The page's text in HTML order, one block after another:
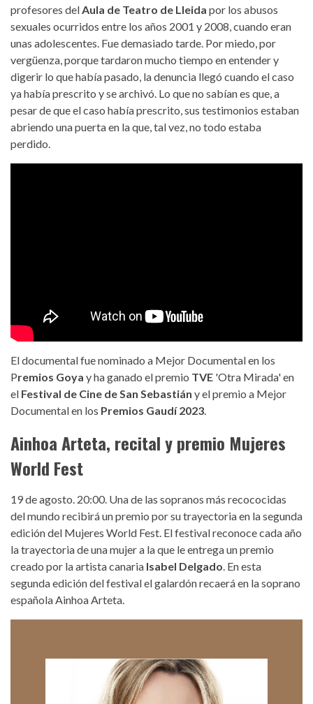
profesores del Aula de Teatro de Lleida por los abusos
sexuales ocurridos entre los años 2001 y 2008, cuando eran
unas adolescentes. Fue demasiado tarde. Por miedo, por
vergüenza, porque tardaron mucho tiempo en entender y
digerir lo que había pasado, la denuncia llegó cuando el caso
ya había prescrito y se archivó. Lo que no sabían es que, a
pesar de que el caso había prescrito, sus testimonios estaban
abriendo una puerta en la que, tal vez, no todo estaba
perdido.
El documental fue nominado a Mejor Documental en los
Premios Goya y ha ganado el premio TVE 'Otra Mirada' en
el Festival de Cine de San Sebastián y el premio a Mejor
Documental en los Premios Gaudí 2023.
Ainhoa Arteta, recital y premio Mujeres
World Fest
19 de agosto. 20:00. Una de las sopranos más recococidas
del mundo recibirá un premio por su trayectoria en la segunda
edición del Mujeres World Fest. El festival reconoce cada año
la trayectoria de una mujer a la que le entrega un premio
creado por la artista canaria Isabel Delgado. En esta
segunda edición del festival el galardón recaerá en la soprano
española Ainhoa Arteta.
ainhoa-arteta-2023.png